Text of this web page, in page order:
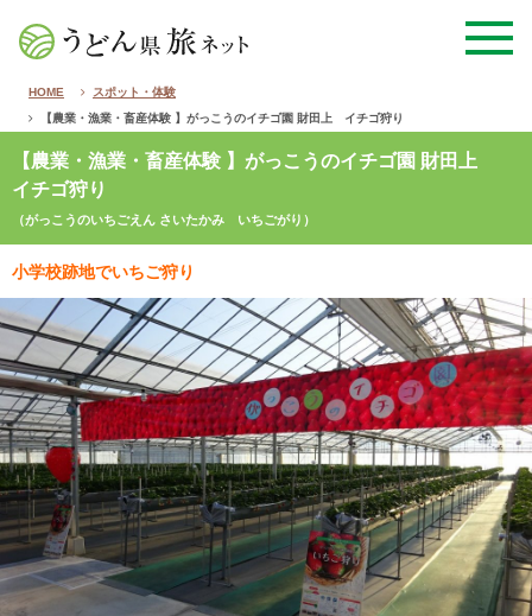
HOME
スポット・体験
【農業・漁業・畜産体験 】がっこうのイチゴ園 財田上 イチゴ狩り
【農業・漁業・畜産体験 】がっこうのイチゴ園 財田上
イチゴ狩り
（がっこうのいちごえん さいたかみ いちごがり）
小学校跡地でいちご狩り